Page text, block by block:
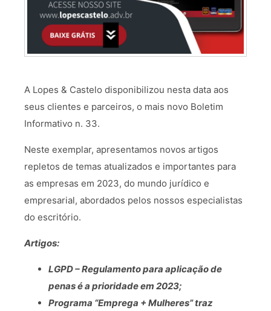
A Lopes & Castelo disponibilizou nesta data aos
seus clientes e parceiros, o mais novo Boletim
Informativo n. 33.
Neste exemplar, apresentamos novos artigos
repletos de temas atualizados e importantes para
as empresas em 2023, do mundo jurídico e
empresarial, abordados pelos nossos especialistas
do escritório.
Artigos:
LGPD – Regulamento para aplicação de
penas é a prioridade em 2023;
Programa “Emprega + Mulheres” traz